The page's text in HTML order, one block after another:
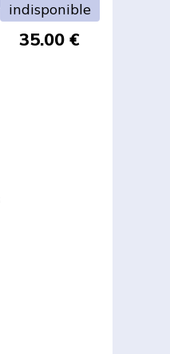
indisponible
35.00 €